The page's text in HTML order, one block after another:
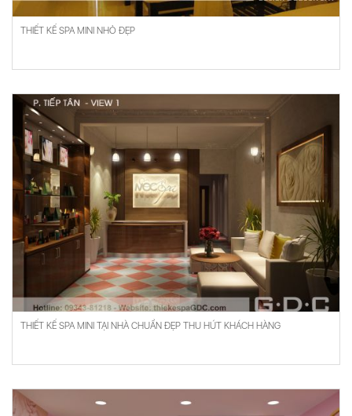
THIẾT KẾ SPA MINI NHỎ ĐẸP
THIẾT KẾ SPA MINI TẠI NHÀ CHUẨN ĐẸP THU HÚT KHÁCH HÀNG